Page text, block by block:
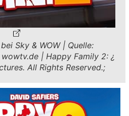
Sky & WOW | Quelle:
| Happy Family 2: ¿
All Rights Reserved.;